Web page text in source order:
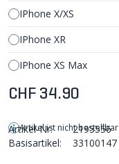
IPhone X/XS
IPhone XR
IPhone XS Max
CHF 34.90
Artikel ist nicht bestellbar
Artikel-Nr:
2195556
Basisartikel:
33100147